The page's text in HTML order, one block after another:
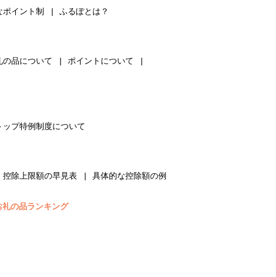
ポイント制 ふるぽとは？
の品について
ポイントについて
ップ特例制度について
控除上限額の早見表 具体的な控除額の例
の品ランキング